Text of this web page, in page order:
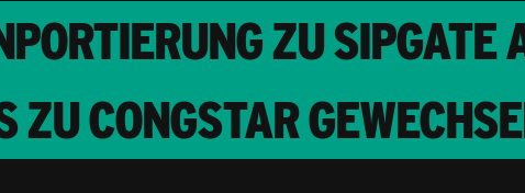
ZU SIPGATE
CONGSTAR